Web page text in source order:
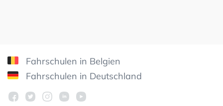
Fahrschulen in Belgien
Fahrschulen in Deutschland